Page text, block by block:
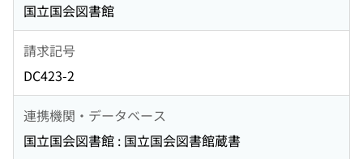
国立国会図書館
請求記号
DC423-2
連携機関・データベース
国立国会図書館 : 国立国会図書館蔵書